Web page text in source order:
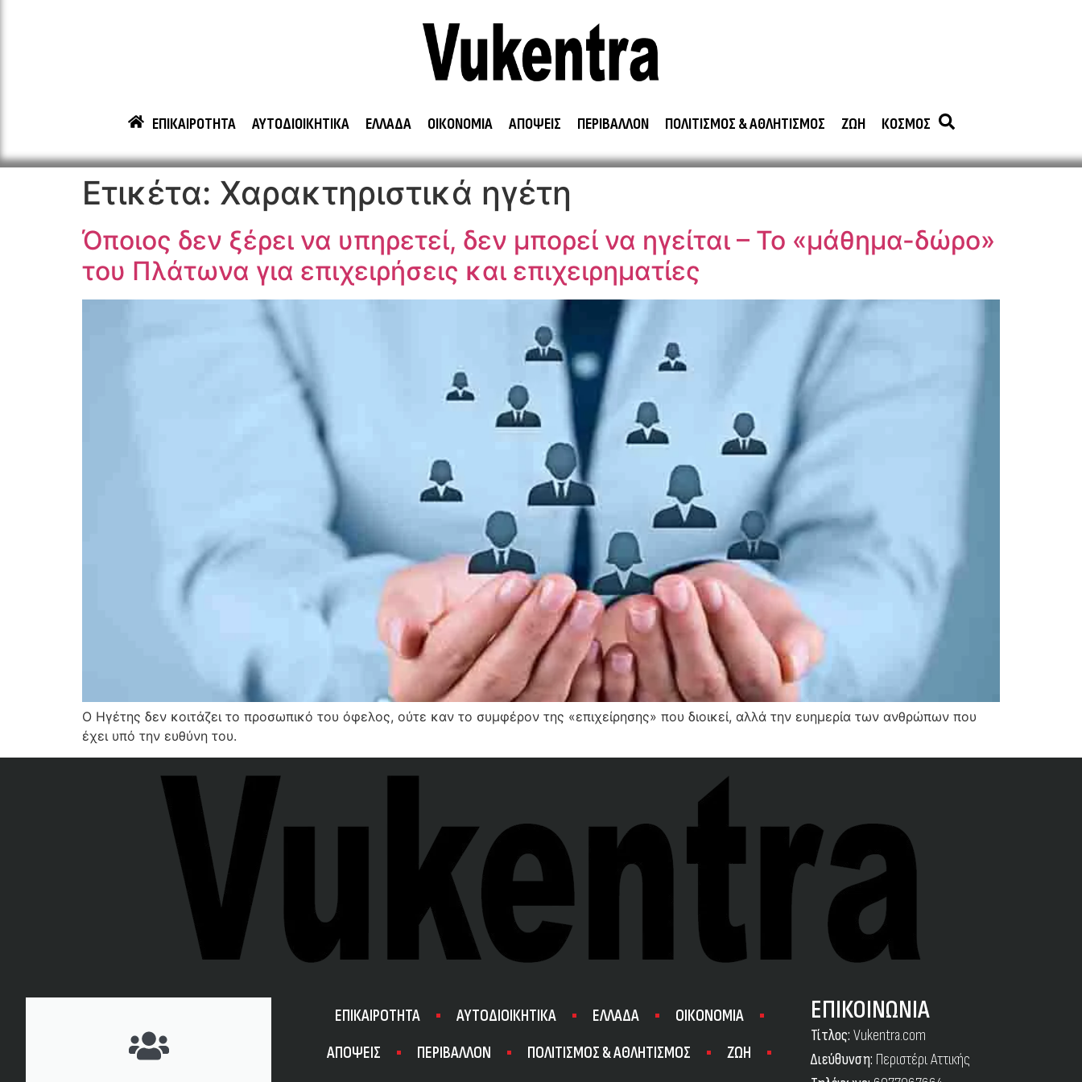
ΕΠΙΚΑΙΡΟΤΗΤΑ ΑΥΤΟΔΙΟΙΚΗΤΙΚΑ ΕΛΛΑΔΑ ΟΙΚΟΝΟΜΙΑ ΑΠΟΨΕΙΣ ΠΕΡΙΒΑΛΛΟΝ ΠΟΛΙΤΙΣΜΟΣ & ΑΘΛΗΤΙΣΜΟΣ ΖΩΗ ΚΟΣΜΟΣ
Ετικέτα: Χαρακτηριστικά ηγέτη
Όποιος δεν ξέρει να υπηρετεί, δεν μπορεί να ηγείται – Το «μάθημα-δώρο»
του Πλάτωνα για επιχειρήσεις και επιχειρηματίες
Ο Ηγέτης δεν κοιτάζει το προσωπικό του όφελος, ούτε καν το συμφέρον της «επιχείρησης» που διοικεί, αλλά την ευημερία των ανθρώπων που
έχει υπό την ευθύνη του.
ΕΠΙΚΑΙΡΟΤΗΤΑ ΑΥΤΟΔΙΟΙΚΗΤΙΚΑ ΕΛΛΑΔΑ
ΟΙΚΟΝΟΜΙΑ
ΑΠΟΨΕΙΣ
ΠΕΡΙΒΑΛΛΟΝ ΠΟΛΙΤΙΣΜΟΣ & ΑΘΛΗΤΙΣΜΟΣ
ΖΩΗ
ΕΠΙΚΟΙΝΩΝΙΑ
Τίτλος: Vukentra.com
Διεύθυνση: Περιστέρι Αττικής